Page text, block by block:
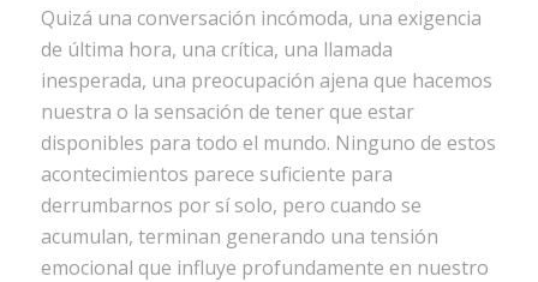
Quizá una conversación incómoda, una exigencia
de última hora, una crítica, una llamada
inesperada, una preocupación ajena que hacemos
nuestra o la sensación de tener que estar
disponibles para todo el mundo. Ninguno de estos
acontecimientos parece suficiente para
derrumbarnos por sí solo, pero cuando se
acumulan, terminan generando una tensión
emocional que influye profundamente en nuestro